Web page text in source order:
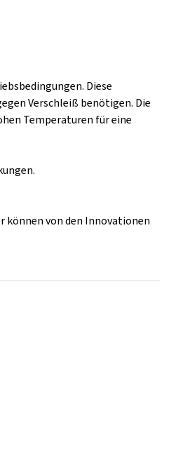
Diese
Verschleiß benötigen. Die
Temperaturen für eine
können von den Innovationen